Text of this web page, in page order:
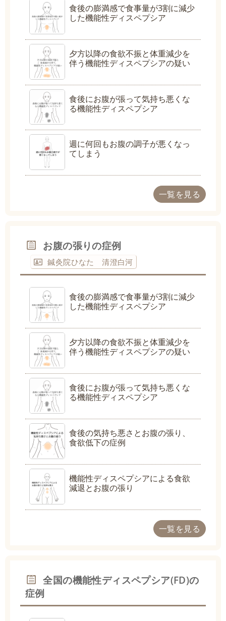
食後の膨満感で食事量が3割に減少
した機能性ディスペプシア
夕方以降の食欲不振と体重減少を
伴う機能性ディスペプシアの疑い
食後にお腹が張って気持ち悪くな
る機能性ディスペプシア
週に何回もお腹の調子が悪くなっ
てしまう
一覧を見る
お腹の張りの症例
鍼灸院ひなた 清澄白河
食後の膨満感で食事量が3割に減少
した機能性ディスペプシア
夕方以降の食欲不振と体重減少を
伴う機能性ディスペプシアの疑い
食後にお腹が張って気持ち悪くな
る機能性ディスペプシア
食後の気持ち悪さとお腹の張り、
食欲低下の症例
機能性ディスペプシアによる食欲
減退とお腹の張り
一覧を見る
全国の機能性ディスペプシア(FD)の
症例